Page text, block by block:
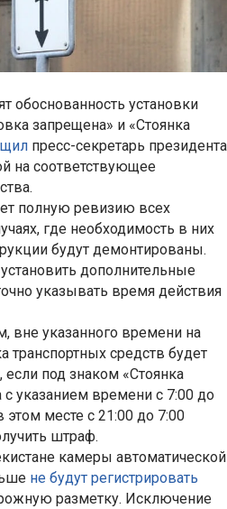
обоснованность установки
запрещена» и «Стоянка
пресс-секретарь президента
на соответствующее
полную ревизию всех
где необходимость в них
будут демонтированы.
дополнительные
указывать время действия
вне указанного времени на
транспортных средств будет
под знаком «Стоянка
с указанием времени с 7:00 до
этом месте с 21:00 до 7:00
штраф.
камеры автоматической
не будут регистрировать
разметку. Исключение